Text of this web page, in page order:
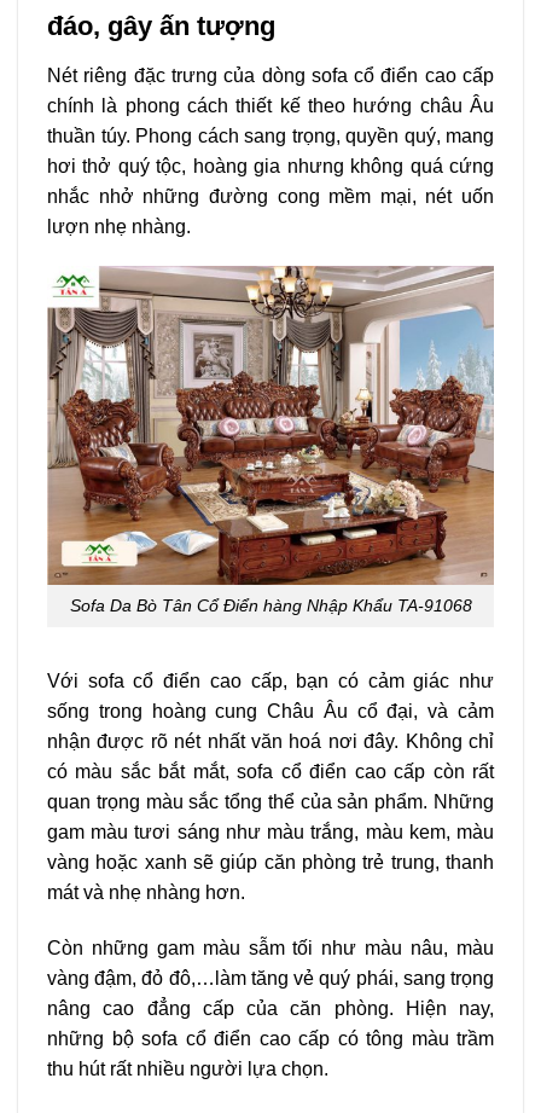
đáo, gây ấn tượng
Nét riêng đặc trưng của dòng sofa cổ điển cao cấp
chính là phong cách thiết kế theo hướng châu Âu
thuần túy. Phong cách sang trọng, quyền quý, mang
hơi thở quý tộc, hoàng gia nhưng không quá cứng
nhắc nhở những đường cong mềm mại, nét uốn
lượn nhẹ nhàng.
Sofa Da Bò Tân Cổ Điển hàng Nhập Khẩu TA-91068
Với sofa cổ điển cao cấp, bạn có cảm giác như
sống trong hoàng cung Châu Âu cổ đại, và cảm
nhận được rõ nét nhất văn hoá nơi đây. Không chỉ
có màu sắc bắt mắt, sofa cổ điển cao cấp còn rất
quan trọng màu sắc tổng thể của sản phẩm. Những
gam màu tươi sáng như màu trắng, màu kem, màu
vàng hoặc xanh sẽ giúp căn phòng trẻ trung, thanh
mát và nhẹ nhàng hơn.
Còn những gam màu sẫm tối như màu nâu, màu
vàng đậm, đỏ đô,…làm tăng vẻ quý phái, sang trọng
nâng cao đẳng cấp của căn phòng. Hiện nay,
những bộ sofa cổ điển cao cấp có tông màu trầm
thu hút rất nhiều người lựa chọn.